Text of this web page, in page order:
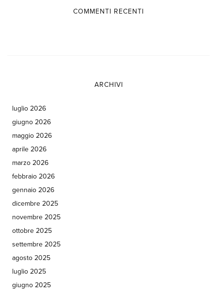
COMMENTI RECENTI
ARCHIVI
luglio 2026
giugno 2026
maggio 2026
aprile 2026
marzo 2026
febbraio 2026
gennaio 2026
dicembre 2025
novembre 2025
ottobre 2025
settembre 2025
agosto 2025
luglio 2025
giugno 2025